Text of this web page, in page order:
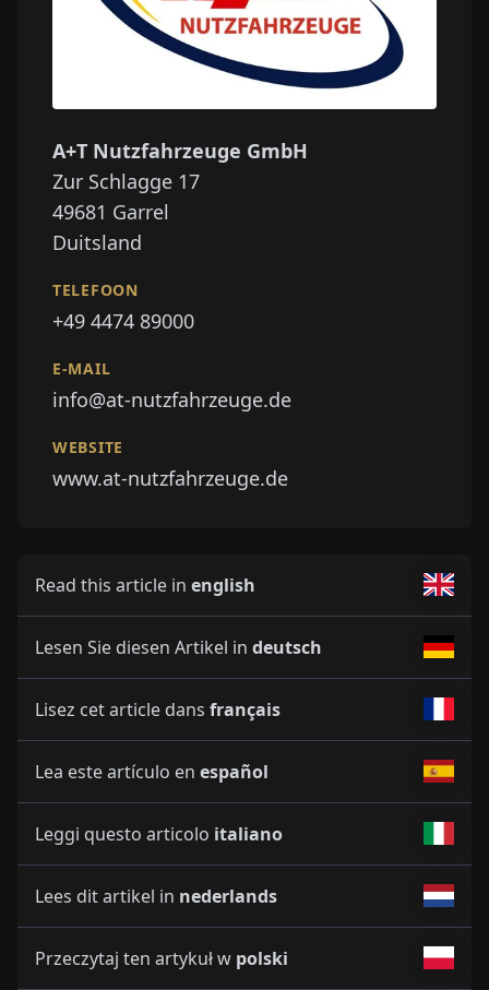
A+T Nutzfahrzeuge GmbH
Zur Schlagge 17
49681 Garrel
Duitsland
TELEFOON
+49 4474 89000
E-MAIL
info@at-nutzfahrzeuge.de
WEBSITE
www.at-nutzfahrzeuge.de
Read this article in english
Lesen Sie diesen Artikel in deutsch
Lisez cet article dans français
Lea este artículo en español
Leggi questo articolo italiano
Lees dit artikel in nederlands
Przeczytaj ten artykuł w polski